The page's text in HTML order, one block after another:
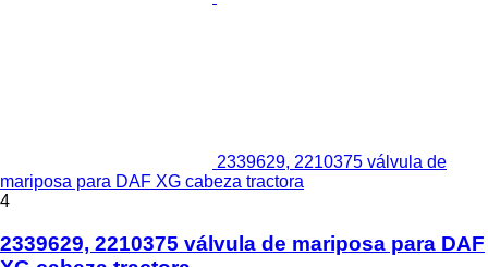
2339629, 2210375 válvula de
mariposa para DAF XG cabeza tractora
4
2339629, 2210375 válvula de mariposa para DAF